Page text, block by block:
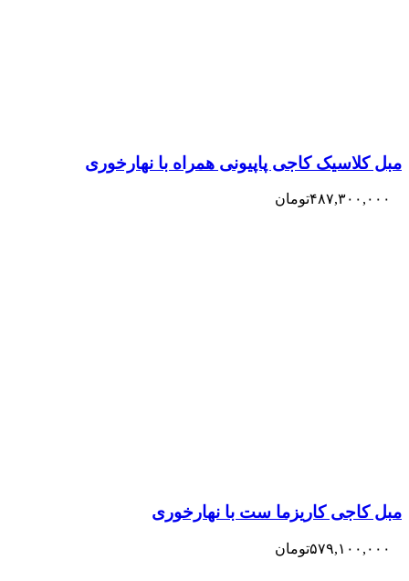
مبل کلاسیک کاجی پاپیونی همراه با نهارخوری
۴۸۷,۳۰۰,۰۰۰تومان
مبل کاجی کاریزما ست با نهارخوری
۵۷۹,۱۰۰,۰۰۰تومان